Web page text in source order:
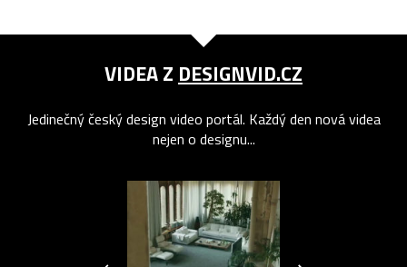
VIDEA Z DESIGNVID.CZ
Jedinečný český design video portál. Každý den nová videa
nejen o designu...